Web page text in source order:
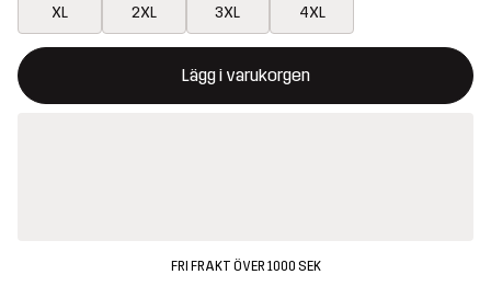
XL 2XL 3XL 4XL
Lägg i varukorgen
Denna knapp kommer att öppna en modal som bekräftar en ny
{{size}} inte tillgänglig
FRI FRAKT ÖVER 1000 SEK